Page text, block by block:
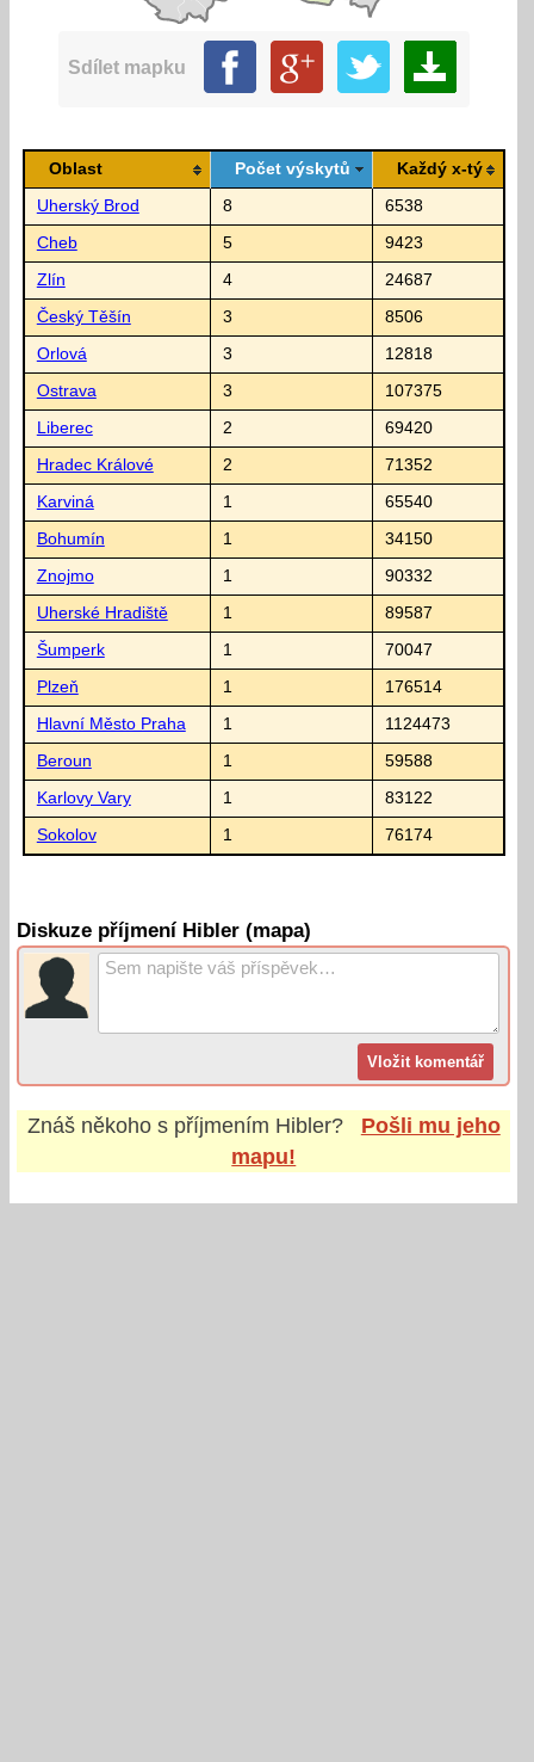
Sdílet mapku
Oblast Počet výskytů Každý x-tý
Uherský Brod 8 6538
Cheb 5 9423
Zlín 4 24687
Český Těšín 3 8506
Orlová 3 12818
Ostrava 3 107375
Liberec 2 69420
Hradec Králové 2 71352
Karviná 1 65540
Bohumín 1 34150
Znojmo 1 90332
Uherské Hradiště 1 89587
Šumperk 1 70047
Plzeň 1 176514
Hlavní Město Praha 1 1124473
Beroun 1 59588
Karlovy Vary 1 83122
Sokolov 1 76174
Diskuze příjmení Hibler (mapa)
Znáš někoho s příjmením Hibler?
Pošli mu jeho
mapu!